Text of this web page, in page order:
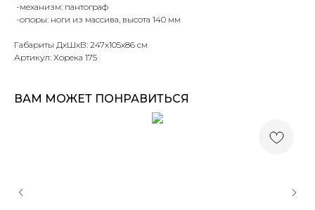
-механизм: пантограф
-опоры: ноги из массива, высота 140 мм
Габариты ДхШхВ: 247х105х86 см
Артикул: Хорека 175
ВАМ МОЖЕТ ПОНРАВИТЬСЯ